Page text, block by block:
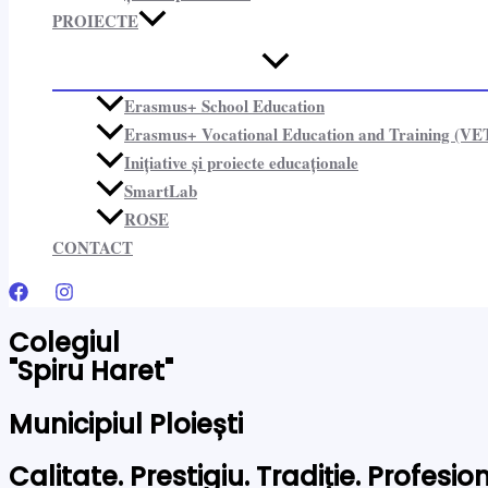
PROIECTE​
Erasmus+ School Education
Erasmus+ Vocational Education and Training
Inițiative și proiecte educaționale​
SmartLab
ROSE
CONTACT
Colegiul
"Spiru Haret"
Municipiul Ploiești
Calitate. Prestigiu. Tradiție.